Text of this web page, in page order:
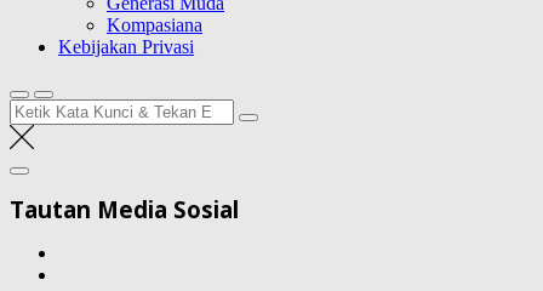
Kompasiana
Kebijakan Privasi
Pencarian
untuk:
Tautan Media Sosial